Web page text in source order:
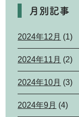
月別記事
2024年12月 (1)
2024年11月 (2)
2024年10月 (3)
2024年9月 (4)